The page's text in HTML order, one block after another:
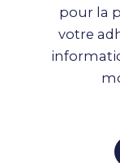
pour la
votre